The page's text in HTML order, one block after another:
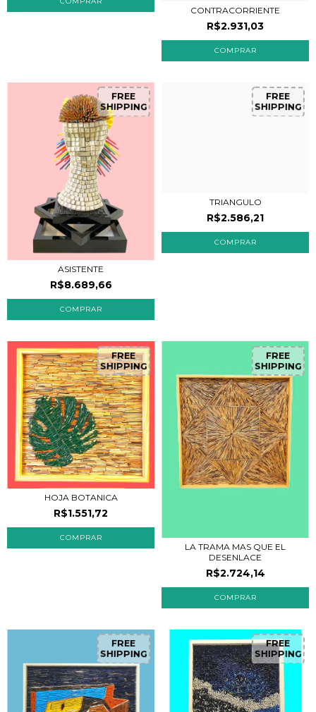
CONTRACORRIENTE
R$2.931,03
FREE
SHIPPING
ASISTENTE
R$8.689,66
FREE
SHIPPING
TRIANGULO
R$2.586,21
FREE
SHIPPING
HOJA BOTANICA
R$1.551,72
FREE
SHIPPING
LA TRAMA MAS QUE EL
DESENLACE
R$2.724,14
FREE
SHIPPING
FREE
SHIPPING